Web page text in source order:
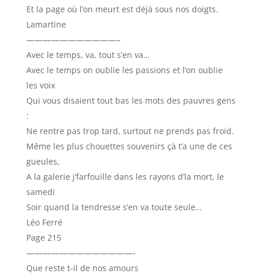
Et la page où l’on meurt est déjà sous nos doigts.
Lamartine
———————————–
Avec le temps, va, tout s’en va…
Avec le temps on oublie les passions et l’on oublie
les voix
Qui vous disaient tout bas les mots des pauvres gens
:
Ne rentre pas trop tard, surtout ne prends pas froid.
Même les plus chouettes souvenirs çà t’a une de ces
gueules,
A la galerie j’farfouille dans les rayons d’la mort, le
samedi
Soir quand la tendresse s’en va toute seule…
Léo Ferré
Page 215
—————————————-
Que reste t-il de nos amours